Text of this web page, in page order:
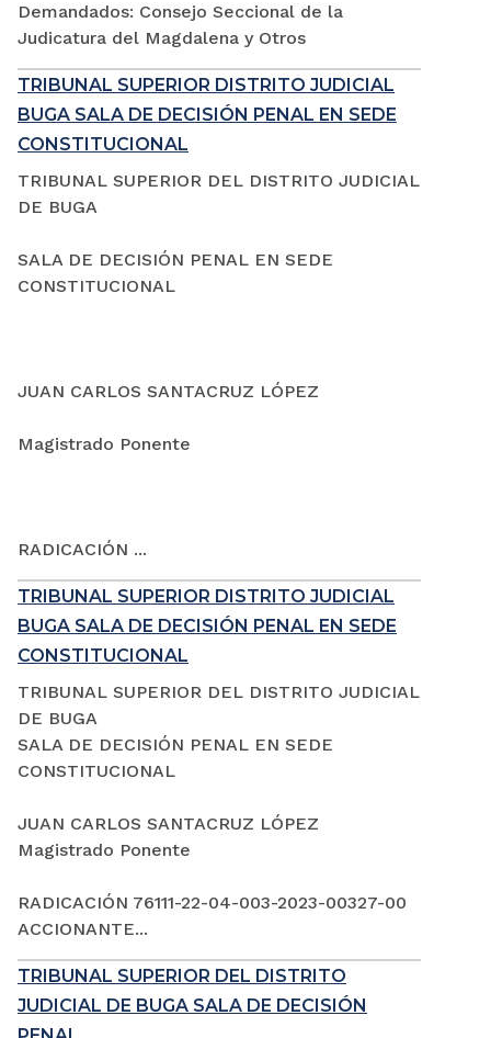
Demandados: Consejo Seccional de la
Judicatura del Magdalena y Otros
TRIBUNAL SUPERIOR DISTRITO JUDICIAL
BUGA SALA DE DECISIÓN PENAL EN SEDE
CONSTITUCIONAL
TRIBUNAL SUPERIOR DEL DISTRITO JUDICIAL
DE BUGA
SALA DE DECISIÓN PENAL EN SEDE
CONSTITUCIONAL
JUAN CARLOS SANTACRUZ LÓPEZ
Magistrado Ponente
RADICACIÓN ...
TRIBUNAL SUPERIOR DISTRITO JUDICIAL
BUGA SALA DE DECISIÓN PENAL EN SEDE
CONSTITUCIONAL
TRIBUNAL SUPERIOR DEL DISTRITO JUDICIAL
DE BUGA
SALA DE DECISIÓN PENAL EN SEDE
CONSTITUCIONAL
JUAN CARLOS SANTACRUZ LÓPEZ
Magistrado Ponente
RADICACIÓN 76111-22-04-003-2023-00327-00
ACCIONANTE...
TRIBUNAL SUPERIOR DEL DISTRITO
JUDICIAL DE BUGA SALA DE DECISIÓN